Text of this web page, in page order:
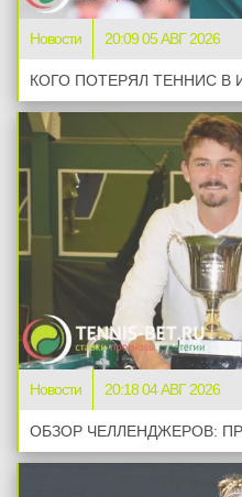
Новости 20:09 05 АВГ 2026
КОГО ПОТЕРЯЛ ТЕННИС В
Новости 20:18 04 АВГ 2026
ОБЗОР ЧЕЛЛЕНДЖЕРОВ: